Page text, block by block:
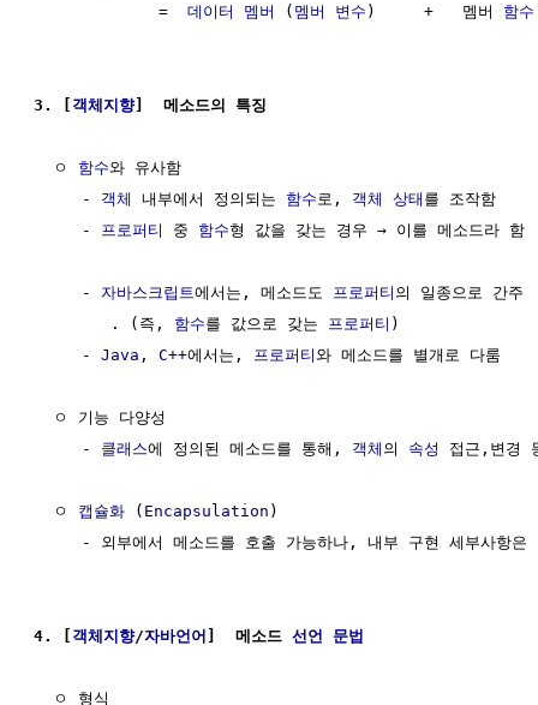
             =
데이터 멤버 ( 멤버 변수 )     +   멤버 함수
3. [ 객체지향]  메소드의 특징
  ㅇ
함수와 유사함
     -
객체 내부에서 정의되는 함수 로, 객체 상태 를 조작함
     -
프로퍼티 중 함수형 값을 갖는 경우 → 이를 메소드라 함
     -
자바스크립트에서는, 메소드도 프로퍼티 의 일종으로 간주
        . (즉,
함수를 값으로 갖는 프로퍼티 )
     -
Java , C++에서는, 프로퍼티와 메소드를 별개로 다룸
  ㅇ 기능 다양성
     -
클래스에 정의된 메소드를 통해, 객체 의 속성 접근,변경
  ㅇ
캡슐화 ( Encapsulation )
- 외부에서 메소드를 호출 가능하나, 내부 구현 세부사항은
4. [ 객체지향/자바언어 ]  메소드 선언 문법
  ㅇ 형식